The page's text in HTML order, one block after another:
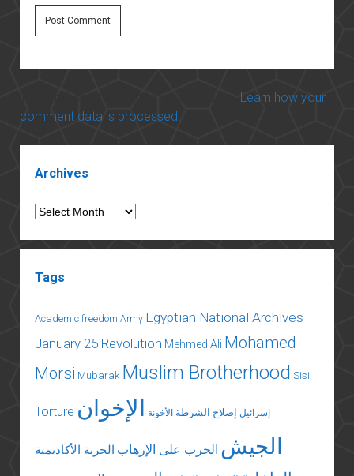
Learn how your
comment data is processed.
Archives
Archives
Tags
Academic freedom Army Egyptian National Archives
January 25 Revolution Mehmed Ali Mohamed
Morsi Mubarak Muslim Brotherhood Sisi
Torture إسرائيل إصلاح الشرطة الأخونة الإخوان
الجيش الحرب على الإرهاب الحرية الأكاديمية